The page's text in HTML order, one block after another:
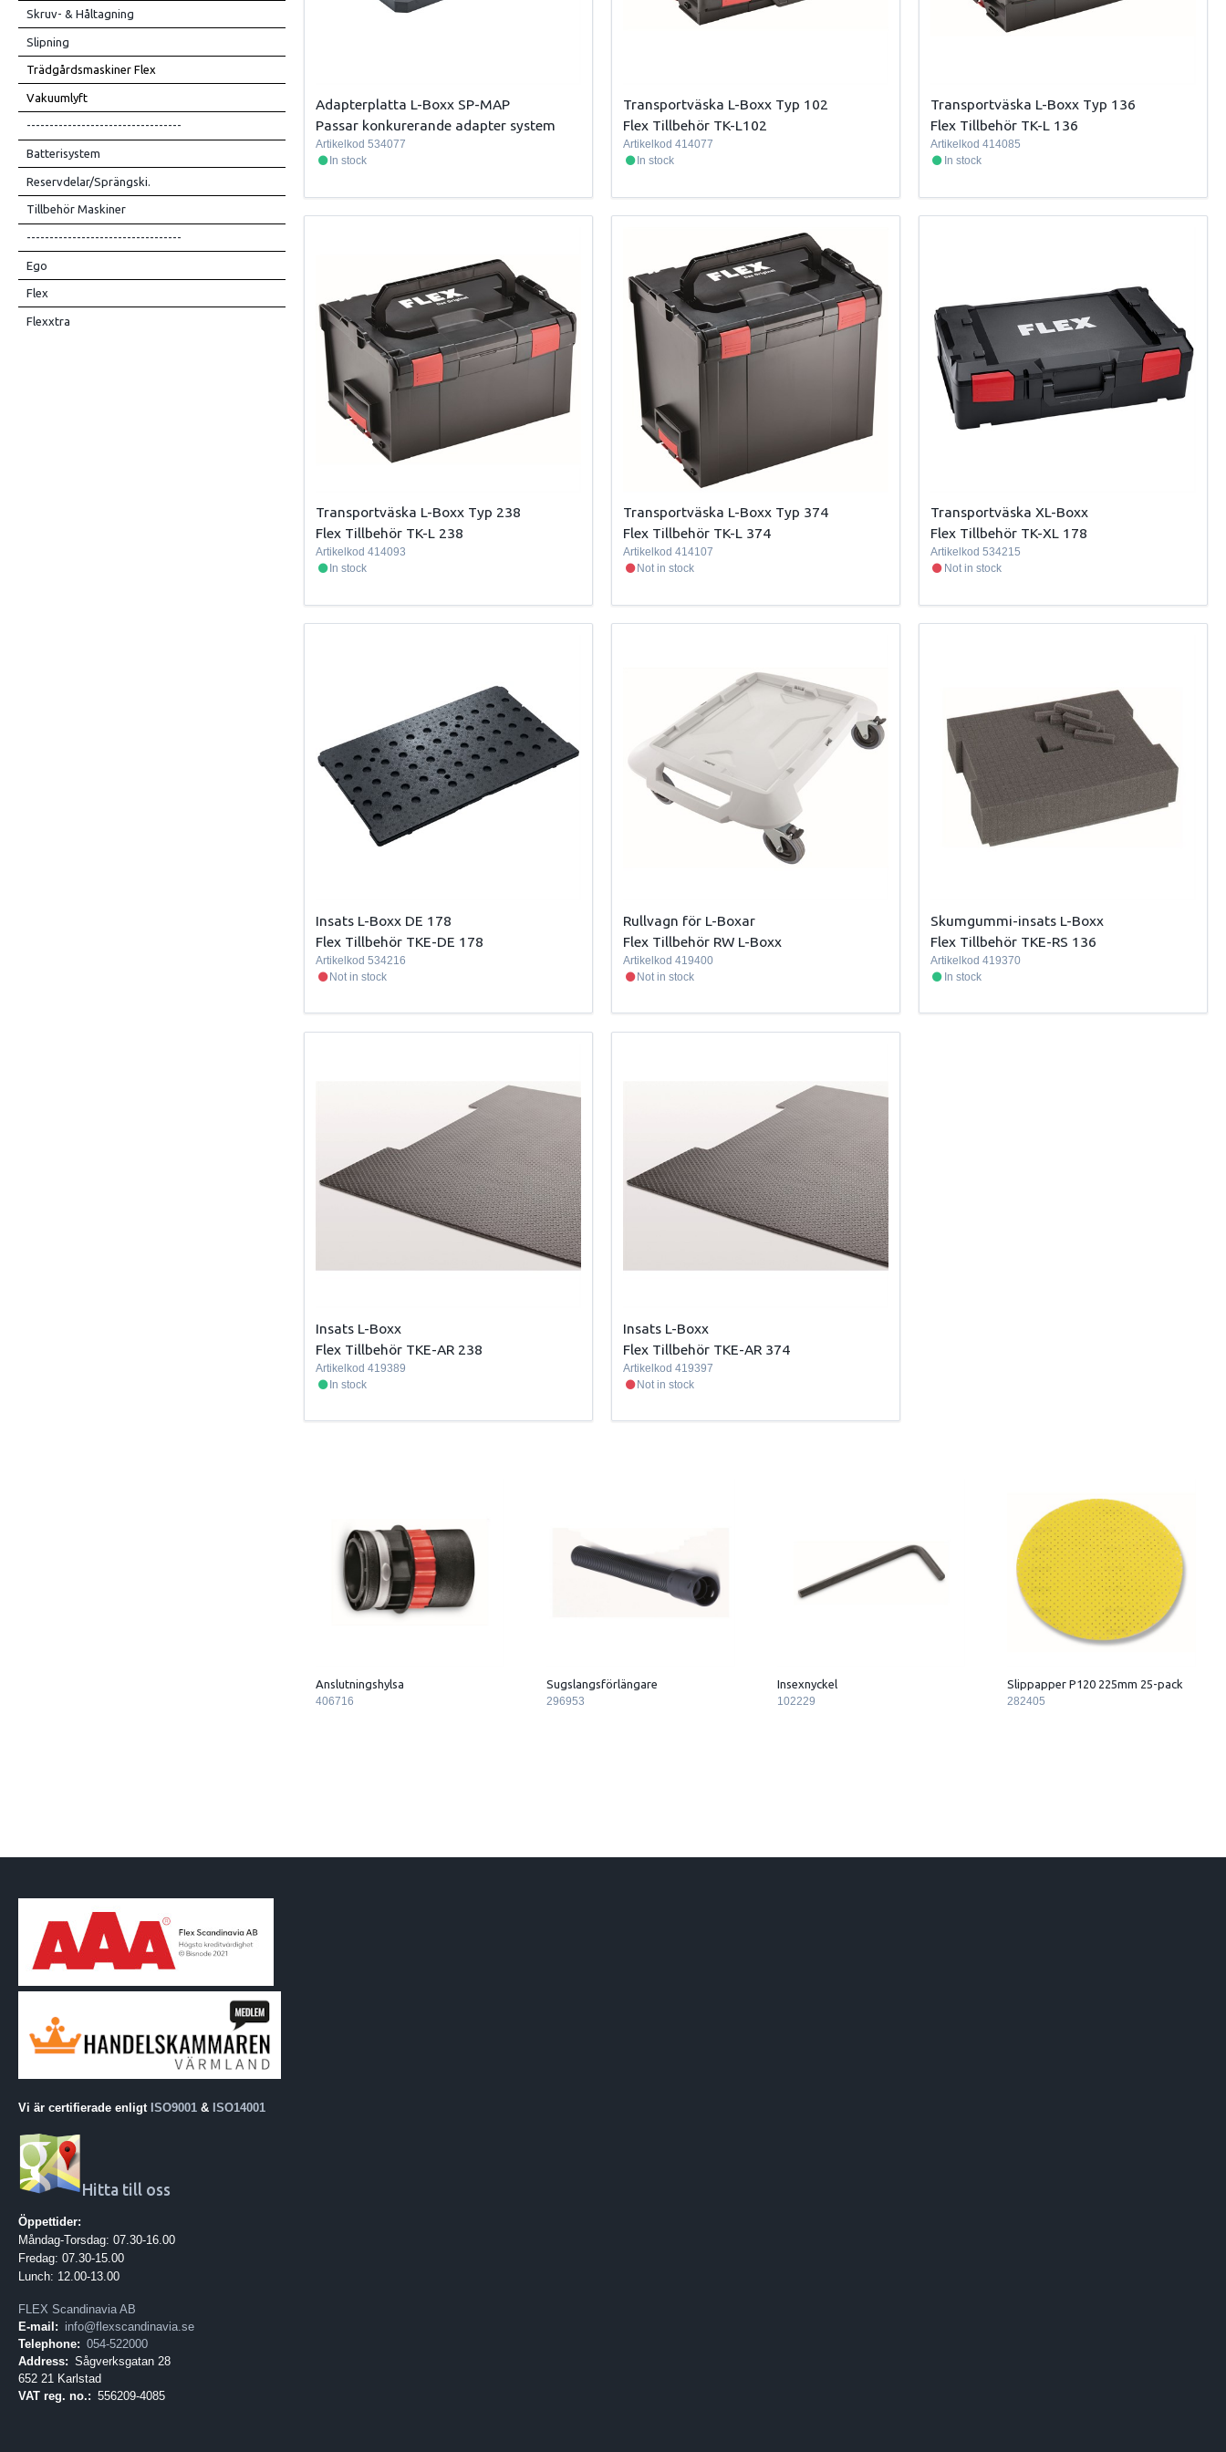
Skruv- & Håltagning
Slipning
Trädgårdsmaskiner Flex
Vakuumlyft
----------------------------------
Batterisystem
Reservdelar/Sprängski.
Tillbehör Maskiner
----------------------------------
Ego
Flex
Flexxtra
Adapterplatta L-Boxx SP-MAP
Passar konkurerande adapter system
Artikelkod534077
In stock
Transportväska L-Boxx Typ 102
Flex Tillbehör TK-L102
Artikelkod414077
In stock
Transportväska L-Boxx Typ 136
Flex Tillbehör TK-L 136
Artikelkod414085
In stock
Transportväska L-Boxx Typ 238
Flex Tillbehör TK-L 238
Artikelkod414093
In stock
Transportväska L-Boxx Typ 374
Flex Tillbehör TK-L 374
Artikelkod414107
Not in stock
Transportväska XL-Boxx
Flex Tillbehör TK-XL 178
Artikelkod534215
Not in stock
Insats L-Boxx DE 178
Flex Tillbehör TKE-DE 178
Artikelkod534216
Not in stock
Rullvagn för L-Boxar
Flex Tillbehör RW L-Boxx
Artikelkod419400
Not in stock
Skumgummi-insats L-Boxx
Flex Tillbehör TKE-RS 136
Artikelkod419370
In stock
Insats L-Boxx
Flex Tillbehör TKE-AR 238
Artikelkod419389
In stock
Insats L-Boxx
Flex Tillbehör TKE-AR 374
Artikelkod419397
Not in stock
Anslutningshylsa
406716
Sugslangsförlängare
296953
Insexnyckel
102229
Slippapper P120 225mm 25-pack
282405
Vi är certifierade enligt ISO9001 & ISO14001
Hitta till oss
Öppettider:
Måndag-Torsdag: 07.30-16.00
Fredag: 07.30-15.00
Lunch: 12.00-13.00
FLEX Scandinavia AB
E-mail: info@flexscandinavia.se
Telephone: 054-522000
Address: Sågverksgatan 28
652 21 Karlstad
VAT reg. no.: 556209-4085